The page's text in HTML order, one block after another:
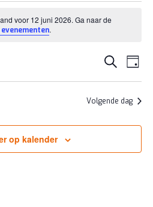
voor 12 juni 2026. Ga naar de
.
EN
Zoeken
Dag
Volgende dag
op kalender